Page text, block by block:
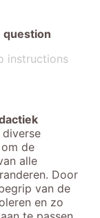
question
instructions
de
alle
Door
van de
en zo